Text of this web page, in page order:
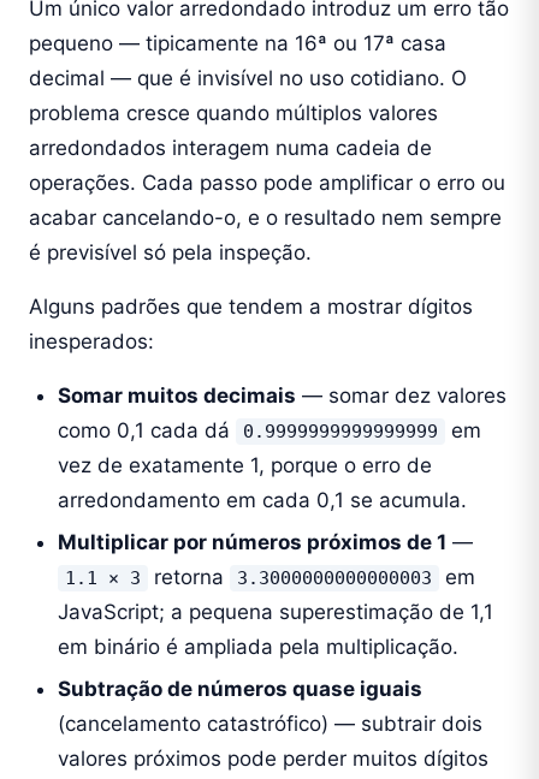
Um único valor arredondado introduz um erro tão
pequeno — tipicamente na 16ª ou 17ª casa
decimal — que é invisível no uso cotidiano. O
problema cresce quando múltiplos valores
arredondados interagem numa cadeia de
operações. Cada passo pode amplificar o erro ou
acabar cancelando-o, e o resultado nem sempre
é previsível só pela inspeção.
Alguns padrões que tendem a mostrar dígitos
inesperados:
Somar muitos decimais — somar dez valores
como 0,1 cada dá
0.9999999999999999
em
vez de exatamente 1, porque o erro de
arredondamento em cada 0,1 se acumula.
Multiplicar por números próximos de 1 —
1.1 × 3 retorna 3.3000000000000003
em
JavaScript; a pequena superestimação de 1,1
em binário é ampliada pela multiplicação.
Subtração de números quase iguais
(cancelamento catastrófico) — subtrair dois
valores próximos pode perder muitos dígitos